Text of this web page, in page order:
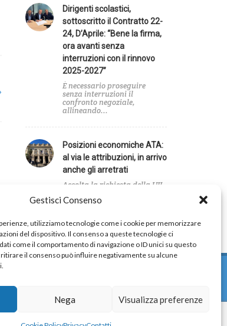
Gestisci Consenso
utilizziamo tecnologie come i cookie per memorizzare
del dispositivo. Il consenso a queste tecnologie ci
come il comportamento di navigazione o ID unici su questo
il consenso può influire negativamente su alcune
Nega Visualizza preferenze
Dirigenti scolastici,
sottoscritto il Contratto 22-
24, D’Aprile: “Bene la firma,
ora avanti senza
interruzioni con il rinnovo
2025-2027”
È necessario proseguire
senza interruzioni il
confronto negoziale,
allineando...
Posizioni economiche ATA:
al via le attribuzioni, in arrivo
anche gli arretrati
Accolta la richiesta della UIL
giuridica...